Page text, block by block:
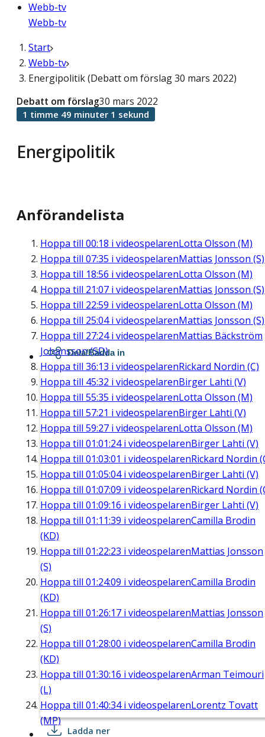
Webb-tv
Webb-tv
Start
Webb-tv
Energipolitik (Debatt om förslag 30 mars 2022)
Energipolitik
Debatt om förslag30 mars 2022
1 timme 49 minuter 1 sekund
Anförandelista
Hoppa till 00:18 i videospelarenLotta Olsson (M)
Hoppa till 07:35 i videospelarenMattias Jonsson (S)
Hoppa till 18:56 i videospelarenLotta Olsson (M)
Hoppa till 21:07 i videospelarenMattias Jonsson (S)
Hoppa till 22:59 i videospelarenLotta Olsson (M)
Hoppa till 25:04i videospelarenMattias Jonsson (S)
Hoppa till 27:24i videospelarenMattias Bäckström
Johansson (SD)
Hoppa till 36:13 i videospelarenRickard Nordin (C)
Hoppa till 45:32 i videospelarenBirger Lahti (V)
Hoppa till 55:35 i videospelarenLotta Olsson (M)
Hoppa till 57:21 i videospelarenBirger Lahti (V)
Hoppa till 59:27 i videospelarenLotta Olsson (M)
Hoppa till 01:01:24i videospelarenBirger Lahti (V)
Hoppa till 01:03:01 i videospelarenRickard Nordin
Hoppa till 01:05:04i videospelarenBirger Lahti (V)
Hoppa till 01:07:09 i videospelarenRickard Nordin
Hoppa till 01:09:16 i videospelarenBirger Lahti (V)
Hoppa till 01:11:39 i videospelarenCamilla Brodin
(KD)
Hoppa till 01:22:23 i videospelarenMattias Jonsson
(S)
Hoppa till 01:24:09 i videospelarenCamilla Brodin
(KD)
Hoppa till 01:26:17 i videospelarenMattias Jonsson
(S)
Hoppa till 01:28:00 i videospelarenCamilla Brodin
(KD)
Hoppa till 01:30:16 i videospelarenArman Teimouri
(L)
Hoppa till 01:40:34i videospelarenLorentz Tovatt
(MP)
Dela/Bädda in
Ladda ner